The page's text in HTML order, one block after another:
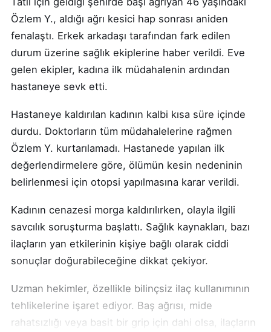
Özlem Y., aldığı ağrı kesici hap sonrası aniden
fenalaştı. Erkek arkadaşı tarafından fark edilen
durum üzerine sağlık ekiplerine haber verildi. Eve
gelen ekipler, kadına ilk müdahalenin ardından
hastaneye sevk etti.
Hastaneye kaldırılan kadının kalbi kısa süre içinde
durdu. Doktorların tüm müdahalelerine rağmen
Özlem Y. kurtarılamadı. Hastanede yapılan ilk
değerlendirmelere göre, ölümün kesin nedeninin
belirlenmesi için otopsi yapılmasına karar verildi.
Kadının cenazesi morga kaldırılırken, olayla ilgili
savcılık soruşturma başlattı. Sağlık kaynakları, bazı
ilaçların yan etkilerinin kişiye bağlı olarak ciddi
sonuçlar doğurabileceğine dikkat çekiyor.
Uzman hekimler, özellikle bilinçsiz ilaç kullanımının
tehlikelerine işaret ediyor. Baş ağrısı, mide
rahatsızlığı veya basit bir grip için dahi olsa, ilaçların